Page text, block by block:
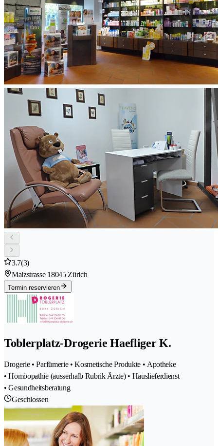
3.7(3)
Malzstrasse 18045 Zürich
Termin reservieren
Toblerplatz-Drogerie Haefliger K.
Drogerie • Parfümerie • Kosmetische Produkte • Apotheke
• Homöopathie (ausserhalb Rubrik Ärzte) • Hauslieferdienst
• Gesundheitsberatung
Geschlossen